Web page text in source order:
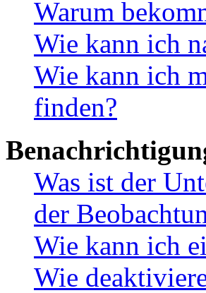
Warum
Wie kann ich
Wie kann ich
finden?
Was ist der
der
Wie kann ich
Wie